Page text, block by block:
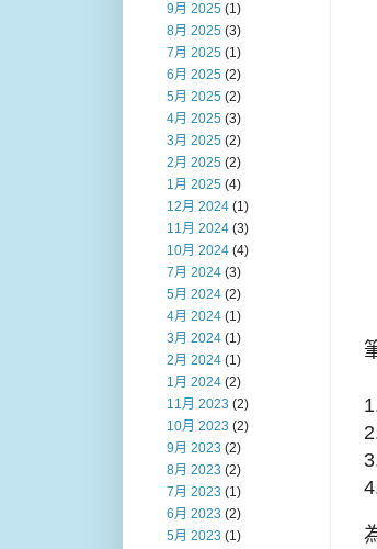
9月 2025 (1)
8月 2025 (3)
7月 2025 (1)
6月 2025 (2)
5月 2025 (2)
4月 2025 (3)
3月 2025 (2)
2月 2025 (2)
1月 2025 (4)
12月 2024 (1)
11月 2024 (3)
10月 2024 (4)
7月 2024 (3)
5月 2024 (2)
4月 2024 (1)
3月 2024 (1)
2月 2024 (1)
1月 2024 (2)
11月 2023 (2)
10月 2023 (2)
9月 2023 (2)
8月 2023 (2)
7月 2023 (1)
6月 2023 (2)
5月 2023 (1)